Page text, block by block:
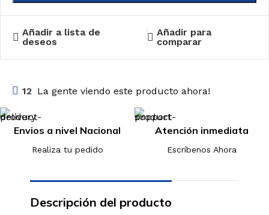
Añadir a lista de
deseos
Añadir para
comparar
12 La gente viendo este producto ahora!
Envios a nivel Nacional
Realiza tu pedido
Atención inmediata
Escríbenos Ahora
Descripción del producto